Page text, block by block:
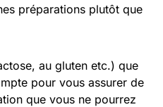
préparations plutôt que
au gluten etc.) que
pour vous assurer de
que vous ne pourrez